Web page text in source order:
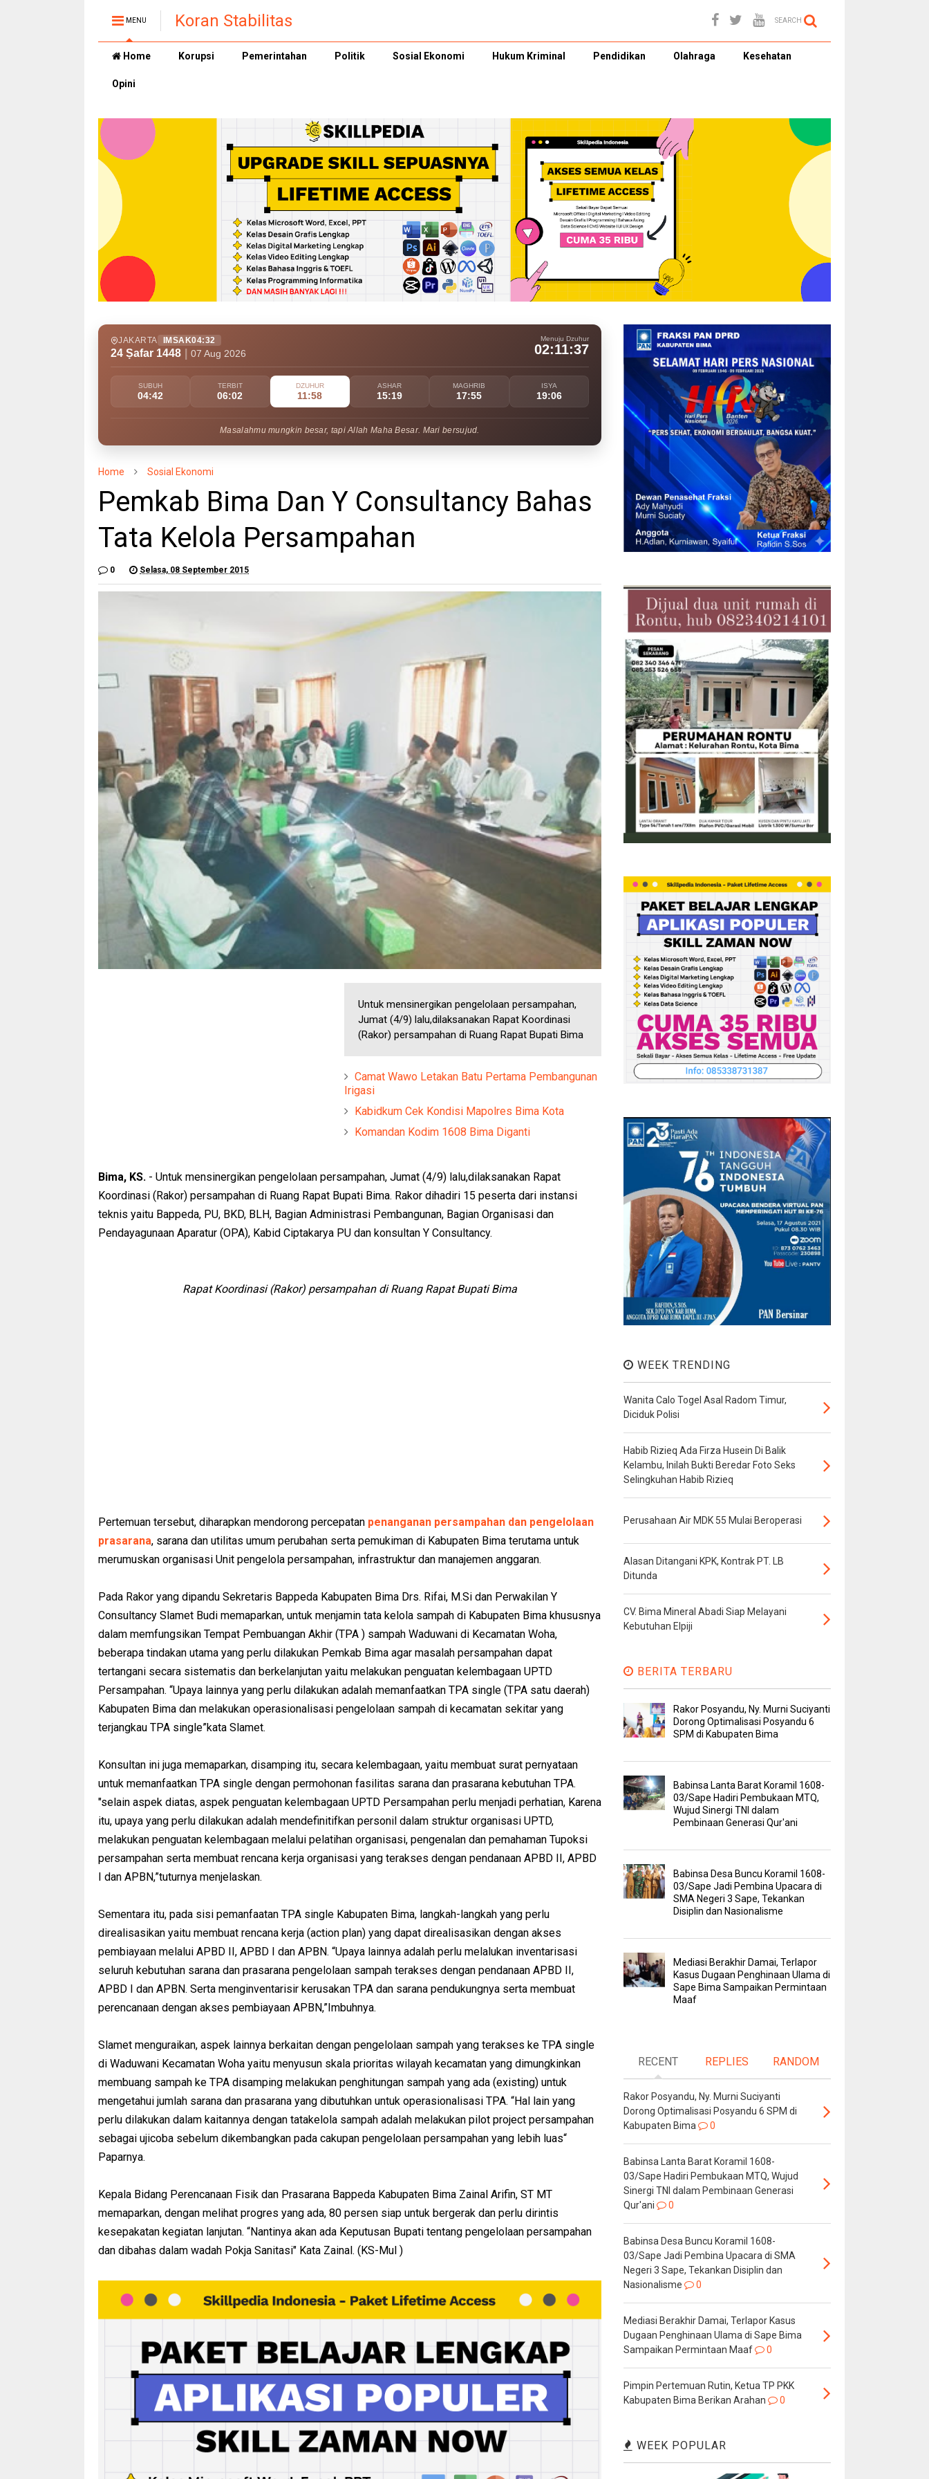
MENU Koran Stabilitas SEARCH
Home Korupsi Pemerintahan Politik Sosial Ekonomi Hukum Kriminal Pendidikan Olahraga Kesehatan
Opini
JAKARTA IMSAK04:32
24 Ṣafar 1448 07 Aug 2026
Menuju Dzuhur
02:11:35
SUBUH
04:42
TERBIT
06:02
DZUHUR
11:58
ASHAR
15:19
MAGHRIB
17:55
ISYA
19:06
Masalahmu mungkin besar, tapi Allah Maha Besar. Mari bersujud.
Home Sosial Ekonomi
Pemkab Bima Dan Y Consultancy Bahas
Tata Kelola Persampahan
0 Selasa, 08 September 2015
Untuk mensinergikan pengelolaan persampahan,
Jumat (4/9) lalu,dilaksanakan Rapat Koordinasi
(Rakor) persampahan di Ruang Rapat Bupati Bima
Camat Wawo Letakan Batu Pertama Pembangunan
Irigasi
Kabidkum Cek Kondisi Mapolres Bima Kota
Komandan Kodim 1608 Bima Diganti
Bima, KS. - Untuk mensinergikan pengelolaan persampahan, Jumat (4/9) lalu,dilaksanakan Rapat
Koordinasi (Rakor) persampahan di Ruang Rapat Bupati Bima. Rakor dihadiri 15 peserta dari instansi
teknis yaitu Bappeda, PU, BKD, BLH, Bagian Administrasi Pembangunan, Bagian Organisasi dan
Pendayagunaan Aparatur (OPA), Kabid Ciptakarya PU dan konsultan Y Consultancy.
Rapat Koordinasi (Rakor) persampahan di Ruang Rapat Bupati Bima
Pertemuan tersebut, diharapkan mendorong percepatan penanganan persampahan dan pengelolaan
prasarana, sarana dan utilitas umum perubahan serta pemukiman di Kabupaten Bima terutama untuk
merumuskan organisasi Unit pengelola persampahan, infrastruktur dan manajemen anggaran.
Pada Rakor yang dipandu Sekretaris Bappeda Kabupaten Bima Drs. Rifai, M.Si dan Perwakilan Y
Consultancy Slamet Budi memaparkan, untuk menjamin tata kelola sampah di Kabupaten Bima khususnya
dalam memfungsikan Tempat Pembuangan Akhir (TPA ) sampah Waduwani di Kecamatan Woha,
beberapa tindakan utama yang perlu dilakukan Pemkab Bima agar masalah persampahan dapat
tertangani secara sistematis dan berkelanjutan yaitu melakukan penguatan kelembagaan UPTD
Persampahan. “Upaya lainnya yang perlu dilakukan adalah memanfaatkan TPA single (TPA satu daerah)
Kabupaten Bima dan melakukan operasionalisasi pengelolaan sampah di kecamatan sekitar yang
terjangkau TPA single”kata Slamet.
Konsultan ini juga memaparkan, disamping itu, secara kelembagaan, yaitu membuat surat pernyataan
untuk memanfaatkan TPA single dengan permohonan fasilitas sarana dan prasarana kebutuhan TPA.
"selain aspek diatas, aspek penguatan kelembagaan UPTD Persampahan perlu menjadi perhatian, Karena
itu, upaya yang perlu dilakukan adalah mendefinitifkan personil dalam struktur organisasi UPTD,
melakukan penguatan kelembagaan melalui pelatihan organisasi, pengenalan dan pemahaman Tupoksi
persampahan serta membuat rencana kerja organisasi yang terakses dengan pendanaan APBD II, APBD
I dan APBN,”tuturnya menjelaskan.
Sementara itu, pada sisi pemanfaatan TPA single Kabupaten Bima, langkah-langkah yang perlu
direalisasikan yaitu membuat rencana kerja (action plan) yang dapat direalisasikan dengan akses
pembiayaan melalui APBD II, APBD I dan APBN. “Upaya lainnya adalah perlu melalukan inventarisasi
seluruh kebutuhan sarana dan prasarana pengelolaan sampah terakses dengan pendanaan APBD II,
APBD I dan APBN. Serta menginventarisir kerusakan TPA dan sarana pendukungnya serta membuat
perencanaan dengan akses pembiayaan APBN,”Imbuhnya.
Slamet menguraikan, aspek lainnya berkaitan dengan pengelolaan sampah yang terakses ke TPA single
di Waduwani Kecamatan Woha yaitu menyusun skala prioritas wilayah kecamatan yang dimungkinkan
membuang sampah ke TPA disamping melakukan penghitungan sampah yang ada (existing) untuk
mengetahui jumlah sarana dan prasarana yang dibutuhkan untuk operasionalisasi TPA. “Hal lain yang
perlu dilakukan dalam kaitannya dengan tatakelola sampah adalah melakukan pilot project persampahan
sebagai ujicoba sebelum dikembangkan pada cakupan pengelolaan persampahan yang lebih luas“
Paparnya.
Kepala Bidang Perencanaan Fisik dan Prasarana Bappeda Kabupaten Bima Zainal Arifin, ST MT
memaparkan, dengan melihat progres yang ada, 80 persen siap untuk bergerak dan perlu dirintis
kesepakatan kegiatan lanjutan. “Nantinya akan ada Keputusan Bupati tentang pengelolaan persampahan
dan dibahas dalam wadah Pokja Sanitasi" Kata Zainal. (KS-Mul )
WEEK TRENDING
Wanita Calo Togel Asal Radom Timur,
Diciduk Polisi
Habib Rizieq Ada Firza Husein Di Balik
Kelambu, Inilah Bukti Beredar Foto Seks
Selingkuhan Habib Rizieq
Perusahaan Air MDK 55 Mulai Beroperasi
Alasan Ditangani KPK, Kontrak PT. LB
Ditunda
CV. Bima Mineral Abadi Siap Melayani
Kebutuhan Elpiji
BERITA TERBARU
Rakor Posyandu, Ny. Murni Suciyanti
Dorong Optimalisasi Posyandu 6
SPM di Kabupaten Bima
Babinsa Lanta Barat Koramil 1608-
03/Sape Hadiri Pembukaan MTQ,
Wujud Sinergi TNI dalam
Pembinaan Generasi Qur'ani
Babinsa Desa Buncu Koramil 1608-
03/Sape Jadi Pembina Upacara di
SMA Negeri 3 Sape, Tekankan
Disiplin dan Nasionalisme
Mediasi Berakhir Damai, Terlapor
Kasus Dugaan Penghinaan Ulama di
Sape Bima Sampaikan Permintaan
Maaf
RECENT REPLIES RANDOM
Rakor Posyandu, Ny. Murni Suciyanti
Dorong Optimalisasi Posyandu 6 SPM di
Kabupaten Bima
0
Babinsa Lanta Barat Koramil 1608-
03/Sape Hadiri Pembukaan MTQ, Wujud
Sinergi TNI dalam Pembinaan Generasi
Qur'ani
0
Babinsa Desa Buncu Koramil 1608-
03/Sape Jadi Pembina Upacara di SMA
Negeri 3 Sape, Tekankan Disiplin dan
Nasionalisme
0
Mediasi Berakhir Damai, Terlapor Kasus
Dugaan Penghinaan Ulama di Sape Bima
Sampaikan Permintaan Maaf
0
Pimpin Pertemuan Rutin, Ketua TP PKK
Kabupaten Bima Berikan Arahan
0
WEEK POPULAR